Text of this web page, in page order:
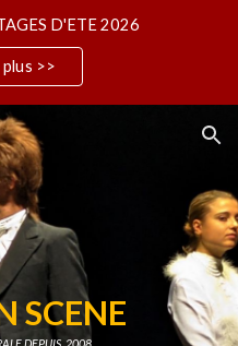
D'ETE 2026
>>
SCENE